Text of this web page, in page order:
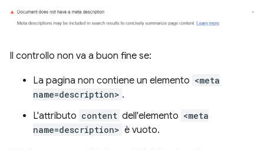
Il controllo non va a buon fine se:
La pagina non contiene un elemento <meta
name=description> .
L'attributo content dell'elemento <meta
name=description> è vuoto.